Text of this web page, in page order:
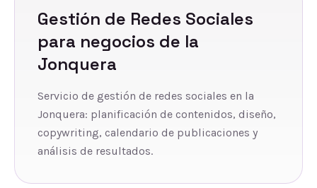
Gestión de Redes Sociales
para negocios de la
Jonquera
Servicio de gestión de redes sociales en la
Jonquera: planificación de contenidos, diseño,
copywriting, calendario de publicaciones y
análisis de resultados.